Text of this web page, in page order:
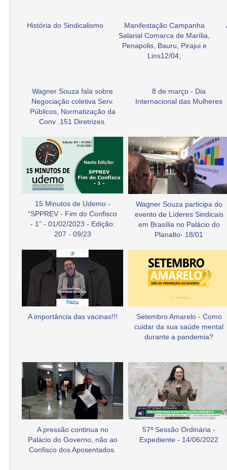
História do Sindicalismo
Manifestação Campanha
Salarial Comarca de Marília,
Penapolis, Bauru, Pirajui e
Lins12/04,
Wagner Souza fala sobre
Negociação coletiva Serv.
Públicos, Normatização da
Conv .151 Diretrizes.
8 de março - Dia
Internacional das Mulheres
15 Minutos de Udemo -
“SPPREV - Fim do Confisco
- 1” - 01/02/2023 - Edição:
207 - 09/23
Wagner Souza participa do
evento de Líderes Sindicais
em Brasília no Palácio do
Planalto- 18/01
A importância das vacinas!!!
Setembro Amarelo - Como
cuidar da sua saúde mental
durante a pandemia?
A pressão continua no
Palácio do Governo, não ao
Confisco dos Aposentados.
57ª Sessão Ordinária -
Expediente - 14/06/2022